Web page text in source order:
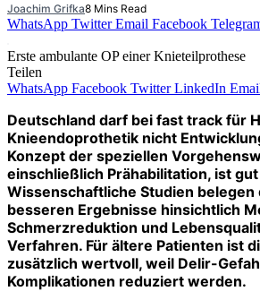
Joachim Grifka8 Mins Read
WhatsApp Twitter Email Facebook
Erste ambulante OP einer Knieteilprothese
Teilen
WhatsApp Facebook Twitter LinkedIn
Deutschland darf bei fast track für
Knieendoprothetik nicht
Konzept der speziellen
einschließlich Prähabilitation, ist
Wissenschaftliche Studien belegen
besseren Ergebnisse hinsichtlich
Schmerzreduktion und
Verfahren. Für ältere Patienten ist
zusätzlich wertvoll, weil Delir-
Komplikationen reduziert werden.